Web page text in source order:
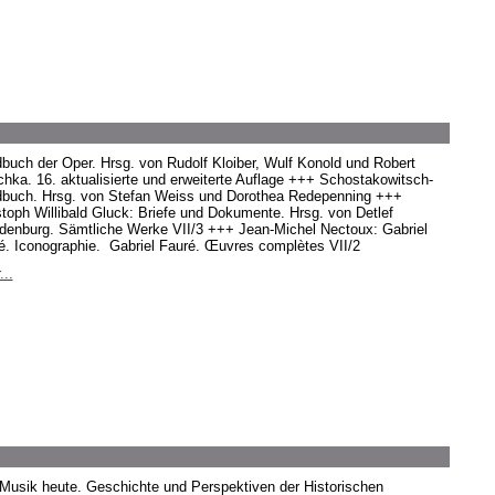
der Oper. Hrsg. von Rudolf Kloiber, Wulf Konold und Robert
16. aktualisierte und erweiterte Auflage +++ Schostakowitsch-
Hrsg. von Stefan Weiss und Dorothea Redepenning +++
Willibald Gluck: Briefe und Dokumente. Hrsg. von Detlef
Sämtliche Werke VII/3 +++ Jean-Michel Nectoux: Gabriel
Iconographie. Gabriel Fauré. Œuvres complètes VII/2
heute. Geschichte und Perspektiven der Historischen